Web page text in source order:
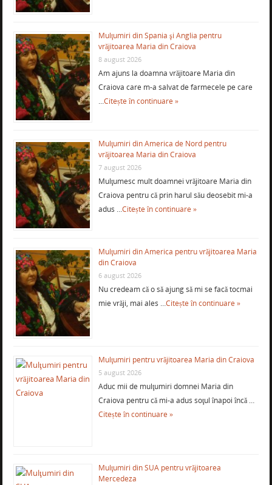
Mulţumiri din Spania şi Anglia pentru
vrăjitoarea Maria din Craiova
8 august 2026
Am ajuns la doamna vrăjitoare Maria din
Craiova care m-a salvat de farmecele pe care
…Citește în continuare »
Mulţumiri din America de Nord pentru
vrăjitoarea Maria din Craiova
7 august 2026
Mulţumesc mult doamnei vrăjitoare Maria din
Craiova pentru că prin harul său deosebit mi-a
adus …Citește în continuare »
Mulţumiri din America pentru vrăjitoarea Maria
din Craiova
6 august 2026
Nu credeam că o să ajung să mi se facă tocmai
mie vrăji, mai ales …Citește în continuare »
Mulţumiri pentru vrăjitoarea Maria din Craiova
5 august 2026
Aduc mii de mulţumiri domnei Maria din
Craiova pentru că mi-a adus soţul înapoi încă …
Citește în continuare »
Mulţumiri din SUA pentru vrăjitoarea
Mercedeza